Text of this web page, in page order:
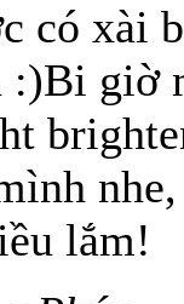
có xài
:)Bi giờ
lắm!